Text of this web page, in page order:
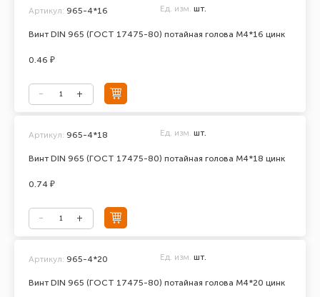
Винт DIN 965 (ГОСТ 17475-80) потайная голова М4*16 цинк
Артикул: 965-4*16 Ед. изм. шт.
0.46 ₽
Винт DIN 965 (ГОСТ 17475-80) потайная голова М4*18 цинк
Артикул: 965-4*18 Ед. изм. шт.
0.74 ₽
Винт DIN 965 (ГОСТ 17475-80) потайная голова М4*20 цинк
Артикул: 965-4*20 Ед. изм. шт.